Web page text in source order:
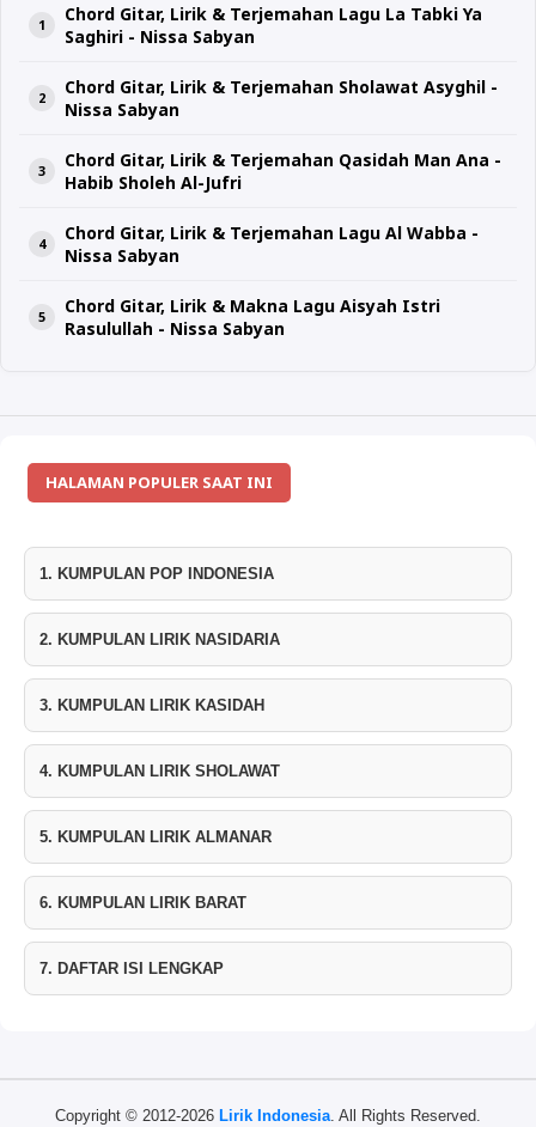
Chord Gitar, Lirik & Terjemahan Lagu La Tabki Ya
Saghiri - Nissa Sabyan
Chord Gitar, Lirik & Terjemahan Sholawat Asyghil -
Nissa Sabyan
Chord Gitar, Lirik & Terjemahan Qasidah Man Ana -
Habib Sholeh Al-Jufri
Chord Gitar, Lirik & Terjemahan Lagu Al Wabba -
Nissa Sabyan
Chord Gitar, Lirik & Makna Lagu Aisyah Istri
Rasulullah - Nissa Sabyan
HALAMAN POPULER SAAT INI
1. KUMPULAN POP INDONESIA
2. KUMPULAN LIRIK NASIDARIA
3. KUMPULAN LIRIK KASIDAH
4. KUMPULAN LIRIK SHOLAWAT
5. KUMPULAN LIRIK ALMANAR
6. KUMPULAN LIRIK BARAT
7. DAFTAR ISI LENGKAP
Copyright © 2012-2026 Lirik Indonesia . All Rights Reserved.